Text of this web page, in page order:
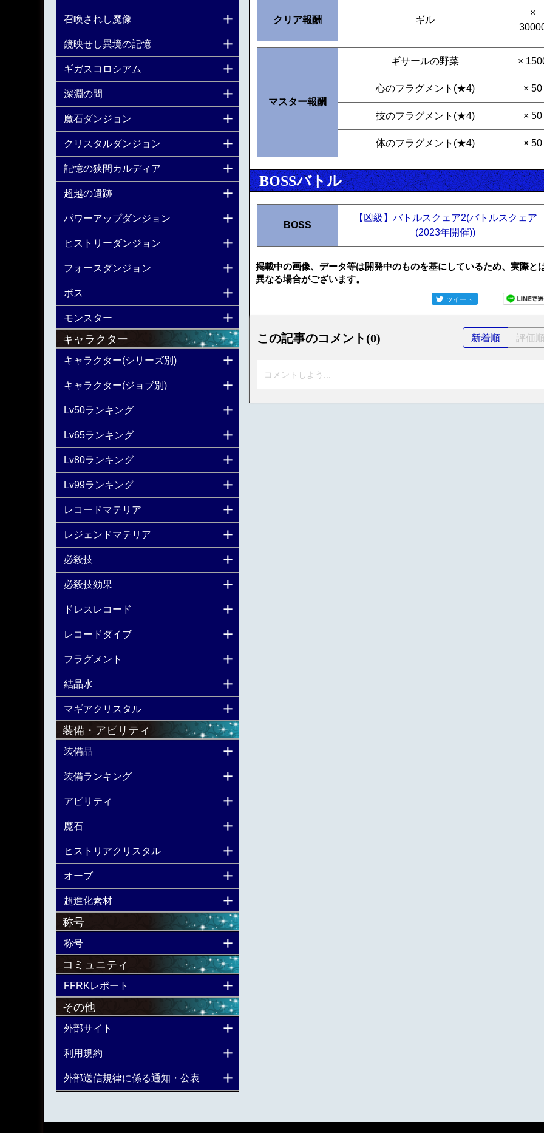
クリア報酬 ギル
×
マスター報酬
ギサールの野菜 ×
心のフラグメント(★4) × 50
技のフラグメント(★4) × 50
体のフラグメント(★4) × 50
BOSSバトル
BOSS
【凶級】バトルスクェア2(バトルスクェア
(2023年開催))
掲載中の画像、データ等は開発中のものを基にしているため、実際と
異なる場合がございます。
ツイート
この記事のコメント(0) 新着順 評価
コメントしよう...
召喚されし魔像
鏡映せし異境の記憶
ギガスコロシアム
深淵の間
魔石ダンジョン
クリスタルダンジョン
記憶の狭間カルディア
超越の遺跡
パワーアップダンジョン
ヒストリーダンジョン
フォースダンジョン
ボス
モンスター
キャラクター
キャラクター(シリーズ別)
キャラクター(ジョブ別)
Lv50ランキング
Lv65ランキング
Lv80ランキング
Lv99ランキング
レコードマテリア
レジェンドマテリア
必殺技
必殺技効果
ドレスレコード
レコードダイブ
フラグメント
結晶水
マギアクリスタル
装備・アビリティ
装備品
装備ランキング
アビリティ
魔石
ヒストリアクリスタル
オーブ
超進化素材
称号
称号
コミュニティ
FFRKレポート
その他
外部サイト
利用規約
外部送信規律に係る通知・公表